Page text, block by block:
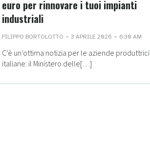
euro per rinnovare i tuoi impianti
industriali
FILIPPO BORTOLOTTO - 3 APRILE 2026 - 6:30 AM
C’è un’ottima notizia per le aziende produttrici
italiane: il Ministero delle[…]